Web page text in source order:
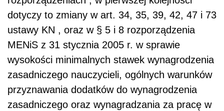
dotyczy to zmiany w art. 34, 35, 39, 42, 47 i 73
ustawy KN , oraz w § 5 i 8 rozporządzenia
MENiS z 31 stycznia 2005 r. w sprawie
wysokości minimalnych stawek wynagrodzenia
zasadniczego nauczycieli, ogólnych warunków
przyznawania dodatków do wynagrodzenia
zasadniczego oraz wynagradzania za pracę w